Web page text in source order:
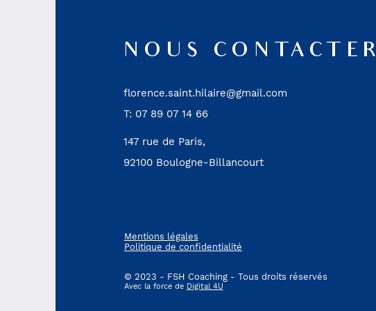
NOUS CONTACTER
florence.saint.hilaire@gmail.com
T: 07 89 07 14 66
147 rue de Paris,
92100 Boulogne-Billancourt
Mentions légales
Politique de confidentialité
© 2023 - FSH Coaching - Tous droits réservés
Avec la force de Digital 4U